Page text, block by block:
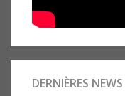
DERNIÈRES NEWS